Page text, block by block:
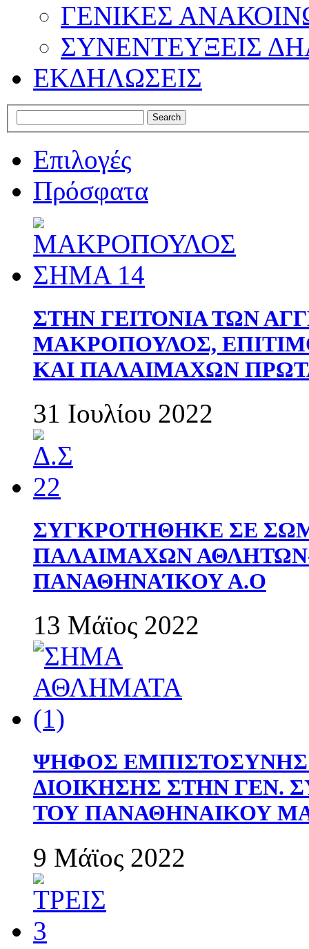
ΓΕΝΙΚΕΣ
ΣΥΝΕΝΤΕΥΞΕΙΣ
ΕΚΔΗΛΩΣΕΙΣ
Επιλογές
Πρόσφατα
ΣΤΗΝ ΓΕΙΤΟΝΙΑ ΤΩΝ
ΜΑΚΡΟΠΟΥΛΟΣ,
ΚΑΙ ΠΑΛΑΙΜΑΧΩΝ
31 Ιουλίου 2022
ΣΥΓΚΡΟΤΗΘΗΚΕ ΣΕ
ΠΑΛΑΙΜΑΧΩΝ
ΠΑΝΑΘΗΝΑΊΚΟΥ Α.Ο
13 Μάϊος 2022
ΨΗΦΟΣ
ΔΙΟΙΚΗΣΗΣ ΣΤΗΝ ΓΕΝ.
ΤΟΥ ΠΑΝΑΘΗΝΑΙΚΟΥ
9 Μάϊος 2022